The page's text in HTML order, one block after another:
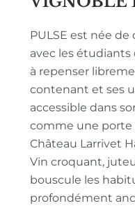
PULSE est née
avec les étudiants
à repenser
contenant et ses
accessible dans
comme une porte
Château Larrivet
Vin croquant,
bouscule les
profondément